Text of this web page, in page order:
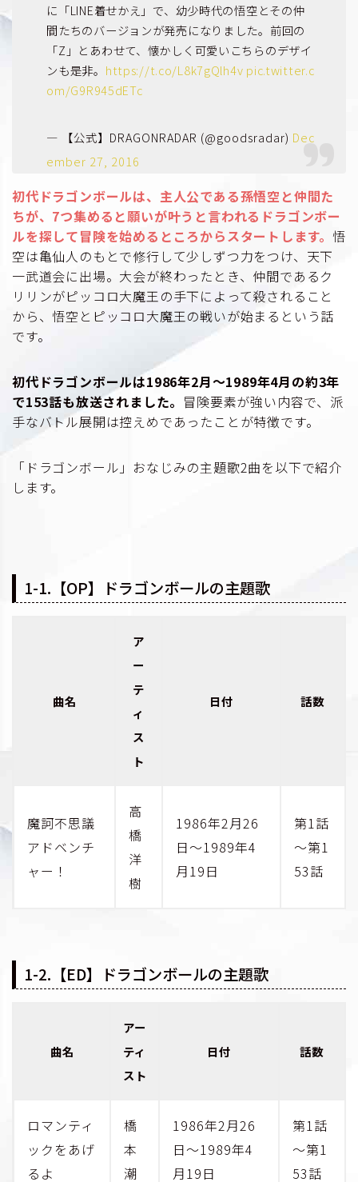
に「LINE着せかえ」で、幼少時代の悟空とその仲
間たちのバージョンが発売になりました。前回の
「Z」とあわせて、懐かしく可愛いこちらのデザイ
ンも是非。 https://t.co/L8k7gQlh4v pic.twitter.c
om/G9R945dETc
— 【公式】DRAGONRADAR (@goodsradar) Dec
ember 27, 2016
初代ドラゴンボールは、主人公である孫悟空と仲間た
ちが、7つ集めると願いが叶うと言われるドラゴンボー
ルを探して冒険を始めるところからスタートします。悟
空は亀仙人のもとで修行して少しずつ力をつけ、天下
一武道会に出場。大会が終わったとき、仲間であるク
リリンがピッコロ大魔王の手下によって殺されること
から、悟空とピッコロ大魔王の戦いが始まるという話
です。
初代ドラゴンボールは1986年2月〜1989年4月の約3年
で153話も放送されました。 冒険要素が強い内容で、派
手なバトル展開は控えめであったことが特徴です。
「ドラゴンボール」おなじみの主題歌2曲を以下で紹介
します。
1-1.【OP】ドラゴンボールの主題歌
曲名
ア
ー
テ
ィ
ス
ト
日付 話数
魔訶不思議
アドベンチ
ャー！
高
橋
洋
樹
1986年2月26
日～1989年4
月19日
第1話
～第1
53話
1-2.【ED】ドラゴンボールの主題歌
曲名
アー
ティ
スト
日付 話数
ロマンティ
ックをあげ
るよ
橋
本
潮
1986年2月26
日～1989年4
月19日
第1話
～第1
53話